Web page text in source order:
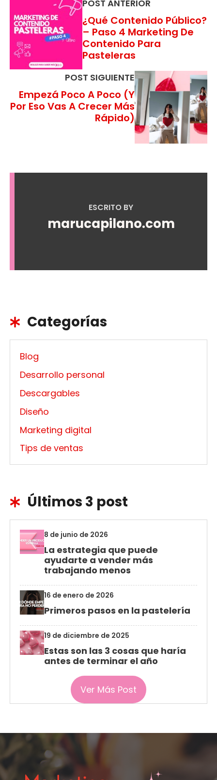
POST ANTERIOR
¿Qué Contenido Público?
– Paso 4 Marketing De
Contenido Para
Pasteleras
POST SIGUIENTE
Empezá Poco A Poco (y
Por Eso Vas A Crecer Más
Rápido)
ESCRITO BY
marucapilano.com
Categorías
Blog
Desarrollo personal
Descargables
Diseño
Marketing digital
Tips de ventas
Últimos 3 post
8 de junio de 2026
La estrategia que puede
ayudarte a vender más
trabajando menos
16 de enero de 2026
Primeros pasos en la pastelería
19 de diciembre de 2025
Estas son las 3 cosas que haría
antes de terminar el año
Ver Más Post